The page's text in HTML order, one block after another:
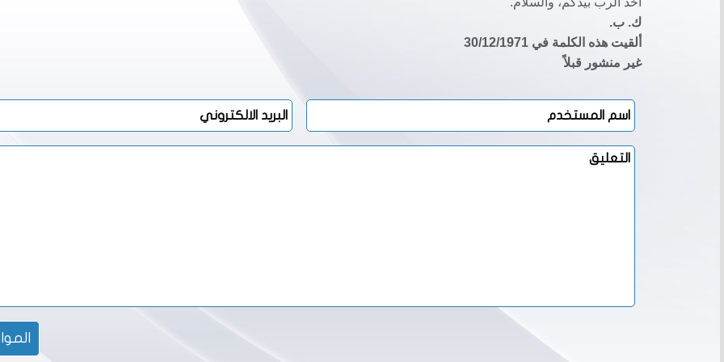
ك. ب.
ألقيت هذه الكلمة في 30/12/1971
غير منشور قبلاً